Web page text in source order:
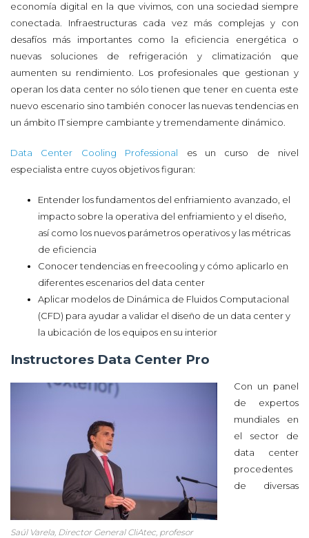
economía digital en la que vivimos, con una sociedad siempre
conectada. Infraestructuras cada vez más complejas y con
desafíos más importantes como la eficiencia energética o
nuevas soluciones de refrigeración y climatización que
aumenten su rendimiento. Los profesionales que gestionan y
operan los data center no sólo tienen que tener en cuenta este
nuevo escenario sino también conocer las nuevas tendencias en
un ámbito IT siempre cambiante y tremendamente dinámico.
Data Center Cooling Professional es un curso de nivel
especialista entre cuyos objetivos figuran:
Entender los fundamentos del enfriamiento avanzado, el
impacto sobre la operativa del enfriamiento y el diseño,
así como los nuevos parámetros operativos y las métricas
de eficiencia
Conocer tendencias en freecooling y cómo aplicarlo en
diferentes escenarios del data center
Aplicar modelos de Dinámica de Fluidos Computacional
(CFD) para ayudar a validar el diseño de un data center y
la ubicación de los equipos en su interior
Instructores Data Center Pro
Saúl Varela, Director General CliAtec, profesor
Con un panel
de expertos
mundiales en
el sector de
data center
procedentes
de diversas